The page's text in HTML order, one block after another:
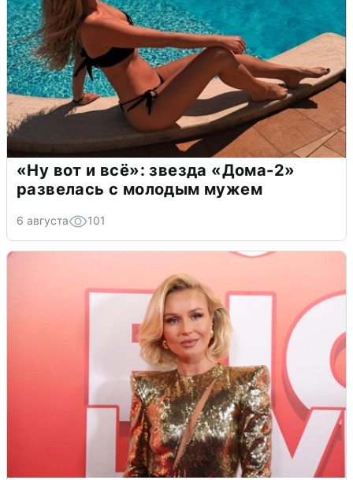
«Ну вот и всё»: звезда «Дома-2»
развелась с молодым мужем
6 августа 101